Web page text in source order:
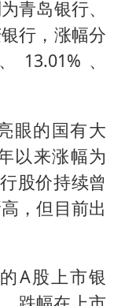
青岛银行、
行，涨幅分
13.01%、
眼的国有大
以来涨幅为
股价持续曾
，但目前出
A股上市银